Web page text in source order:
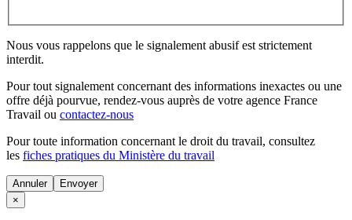
Nous vous rappelons que le signalement abusif est strictement
interdit.
Pour tout signalement concernant des informations inexactes ou une
offre déjà pourvue, rendez-vous auprès de votre agence France
Travail ou contactez-nous
Pour toute information concernant le droit du travail, consultez
les fiches pratiques du Ministère du travail
Annuler
×